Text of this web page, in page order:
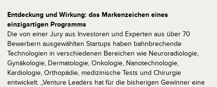
Entdeckung und Wirkung: das Markenzeichen eines
einzigartigen Programms
Die von einer Jury aus Investoren und Experten aus über 70
Bewerbern ausgewählten Startups haben bahnbrechende
Technologien in verschiedenen Bereichen wie Neuroradiologie,
Gynäkologie, Dermatologie, Onkologie, Nanotechnologie,
Kardiologie, Orthopädie, medizinische Tests und Chirurgie
entwickelt. „Venture Leaders hat für die bisherigen Gewinner eine